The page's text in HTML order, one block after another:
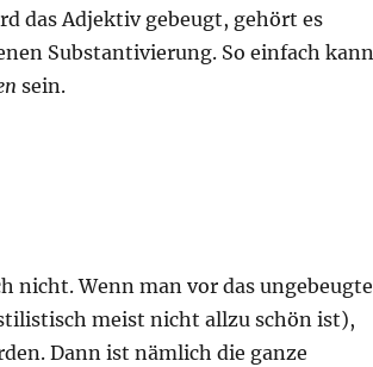
das Adjektiv gebeugt, gehört es
Substantivierung. So einfach kann
sein.
nicht. Wenn man vor das ungebeugte
meist nicht allzu schön ist),
Dann ist nämlich die ganze